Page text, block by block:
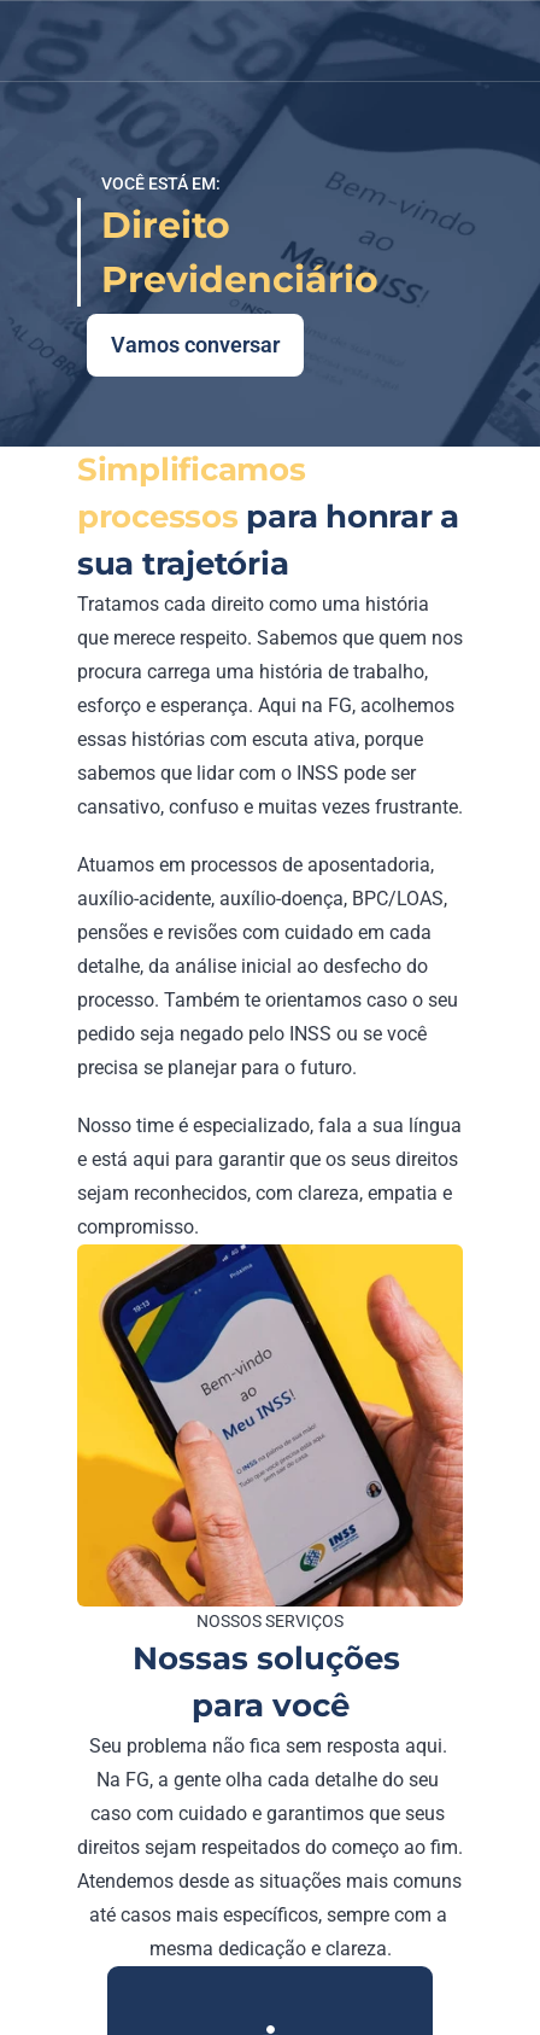
VOCÊ ESTÁ EM:
Direito
Previdenciário
Vamos conversar
Simplificamos
processos para honrar a
sua trajetória
Tratamos cada direito como uma história
que merece respeito. Sabemos que quem nos
procura carrega uma história de trabalho,
esforço e esperança. Aqui na FG, acolhemos
essas histórias com escuta ativa, porque
sabemos que lidar com o INSS pode ser
Atuamos em processos de aposentadoria,
auxílio-acidente, auxílio-doença, BPC/LOAS,
pensões e revisões com cuidado em cada
detalhe, da análise inicial ao desfecho do
processo. Também te orientamos caso o seu
pedido seja negado pelo INSS ou se você
precisa se planejar para o futuro.
Nosso time é especializado, fala a sua língua
e está aqui para garantir que os seus direitos
sejam reconhecidos, com clareza, empatia e
compromisso.
NOSSOS SERVIÇOS
Nossas soluções
para você
Seu problema não fica sem resposta aqui.
Na FG, a gente olha cada detalhe do seu
caso com cuidado e garantimos que seus
direitos sejam respeitados do começo ao fim.
Atendemos desde as situações mais comuns
até casos mais específicos, sempre com a
mesma dedicação e clareza.